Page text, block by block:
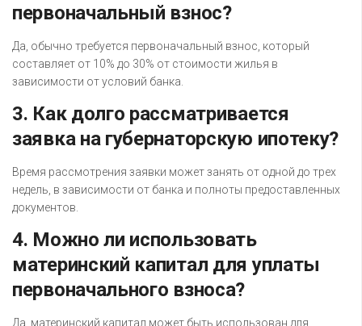
первоначальный взнос?
Да, обычно требуется первоначальный взнос, который
составляет от 10% до 30% от стоимости жилья в
зависимости от условий банка.
3. Как долго рассматривается
заявка на губернаторскую ипотеку?
Время рассмотрения заявки может занять от одной до трех
недель, в зависимости от банка и полноты предоставленных
документов.
4. Можно ли использовать
материнский капитал для уплаты
первоначального взноса?
Да, материнский капитал может быть использован для